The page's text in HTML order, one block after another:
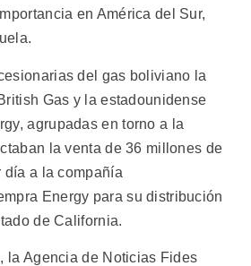
en América del Sur,
del gas boliviano la
Gas y la estadounidense
agrupadas en torno a la
la venta de 36 millones de
día a la compañía
Energy para su distribución
de California.
la Agencia de Noticias Fides